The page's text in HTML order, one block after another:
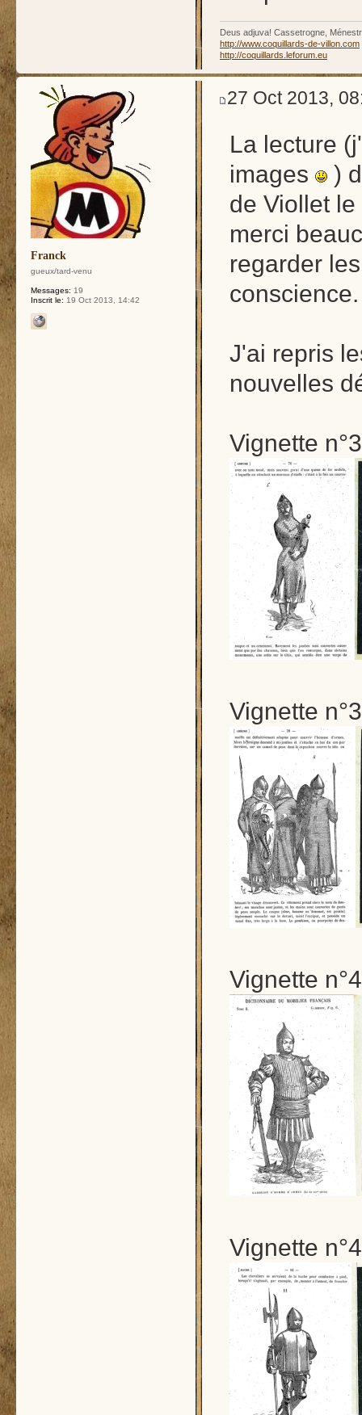
Deus adjuva! Cassetrogne,
http://www.coquillards-de-villon.com
http://coquillards.leforum.eu
Franck
gueux/tard-venu
Messages: 19
Inscrit le: 19 Oct 2013, 14:42
27 Oct 2013,
La lecture
images
)
de Viollet
merci
regarder
conscience.
J'ai repris
nouvelles
Vignette
Vignette
Vignette
Vignette